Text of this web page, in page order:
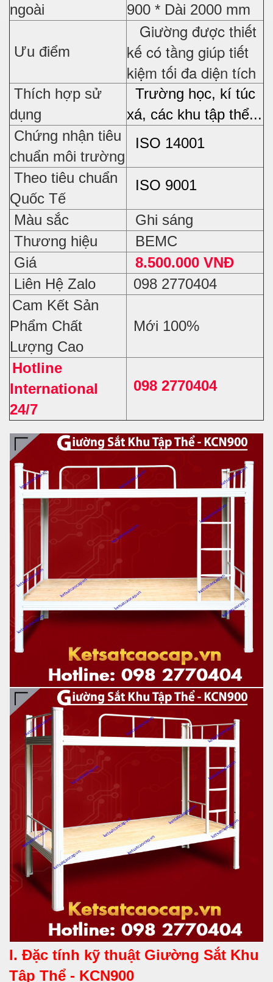
ngoài
900 * Dài 2000 mm
Ưu điểm
Giường được thiết
kế có tầng giúp tiết
kiệm tối đa diện tích
Thích hợp sử
dụng
Trường học, kí túc
xá, các khu tập thể...
Chứng nhận tiêu
chuẩn môi trường
ISO 14001
Theo tiêu chuẩn
Quốc Tế
ISO 9001
Màu sắc
Ghi sáng
Thương hiệu
BEMC
Giá
8.500.000 VNĐ
Liên Hệ Zalo
098 2770404
Cam Kết Sản
Phẩm Chất
Lượng Cao
Mới 100%
Hotline
International
24/7
098 2770404
I. Đặc tính kỹ thuật Giường Sắt Khu
Tập Thể - KCN900